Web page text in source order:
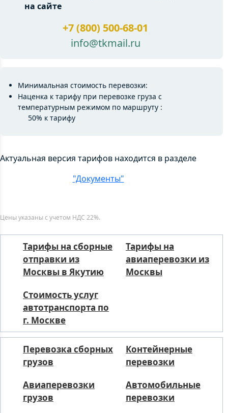
на сайте
+7 (800) 500-68-01
info@tkmail.ru
Минимальная стоимость перевозки:
Наценка к тарифу при перевозке груза с
температурным режимом по маршруту :
50% к тарифу
Актуальная версия тарифов находится в разделе
"Документы"
Цены указаны с учетом НДС 22%.
Тарифы на сборные
отправки из
Москвы в Якутию
Тарифы на
авиаперевозки из
Москвы
Стоимость услуг
автотранспорта по
г. Москве
Перевозка сборных
грузов
Контейнерные
перевозки
Авиаперевозки
грузов
Автомобильные
перевозки